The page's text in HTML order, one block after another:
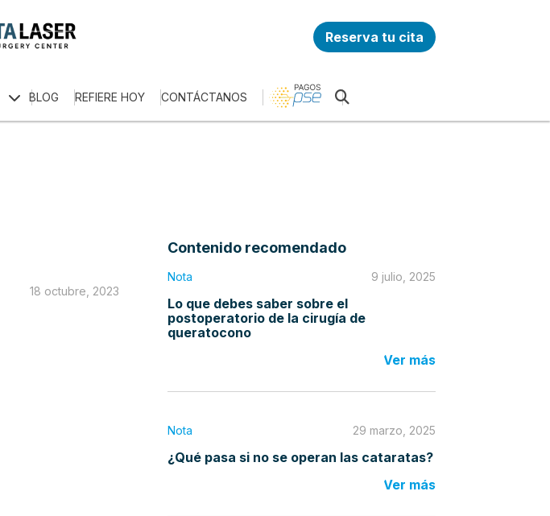
Reserva tu cita
BLOG REFIERE HOY CONTÁCTANOS
18 octubre, 2023
Contenido recomendado
Nota 9 julio, 2025
Lo que debes saber sobre el
postoperatorio de la cirugía de
queratocono
Ver más
Nota 29 marzo, 2025
¿Qué pasa si no se operan las cataratas?
Ver más